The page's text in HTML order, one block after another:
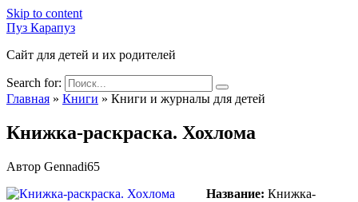
Skip to content
Пуз Карапуз
Сайт для детей и их родителей
Search for:
Главная » Книги » Книги и журналы для детей
Книжка-раскраска. Хохлома
Автор Gennadi65
Название: Книжка-